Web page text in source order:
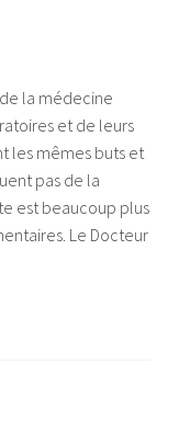
la médecine
et de leurs
les mêmes buts et
pas de la
est beaucoup plus
Le Docteur